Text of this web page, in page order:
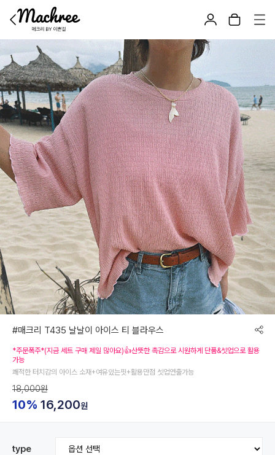
#매크리 T435 날날이 아이스 티 블라우스
*주문폭주*(지금 세트 구매 제일 많아요)👍산뜻한 촉감으로 시원하게 단품&셋업으로 활용
가능
쾌적한 터치감의 아이스 소재+여유있는핏+활용만점 셋업연출가능
18,000원
10% 16,200원
type